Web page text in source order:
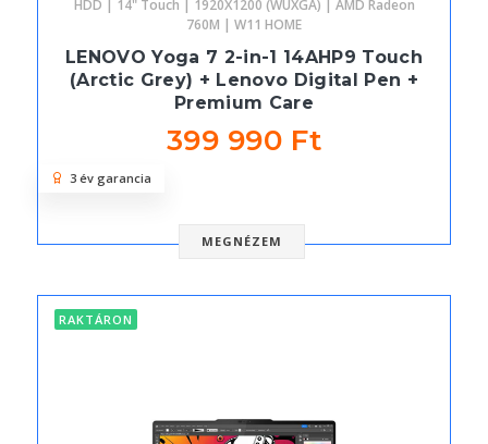
HDD | 14" Touch | 1920X1200 (WUXGA) | AMD Radeon
760M | W11 HOME
LENOVO Yoga 7 2-in-1 14AHP9 Touch
(Arctic Grey) + Lenovo Digital Pen +
Premium Care
399 990 Ft
MEGNÉZEM
3 év garancia
RAKTÁRON